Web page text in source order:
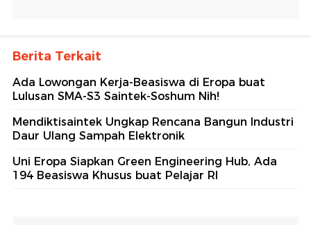
Berita Terkait
Ada Lowongan Kerja-Beasiswa di Eropa buat
Lulusan SMA-S3 Saintek-Soshum Nih!
Mendiktisaintek Ungkap Rencana Bangun Industri
Daur Ulang Sampah Elektronik
Uni Eropa Siapkan Green Engineering Hub, Ada
194 Beasiswa Khusus buat Pelajar RI